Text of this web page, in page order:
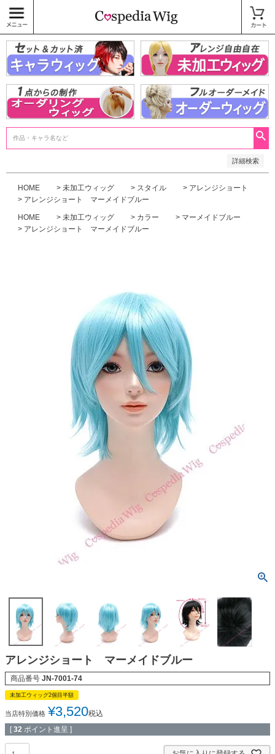
詳細検索
〜
商品タグ
キャラウィッグ
未加工ウィッグ
ベースウィッグ
衣装
SALE中
HOME 未加工ウィッグ スタイル
アレンジショート
アレンジショート マーメイドブルー
HOME 未加工ウィッグ カラー
マーメイドブルー
アレンジショート マーメイドブルー
アレンジショート マーメイドブルー
商品番号 JN-7001-74
未加工ウィッグ2個目半額
当店特別価格 ¥3,520税込
[ 32 ポイント進呈 ]